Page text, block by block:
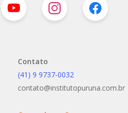
Contato
(41) 9 9737-0032
contato@institutopuruna.com.br